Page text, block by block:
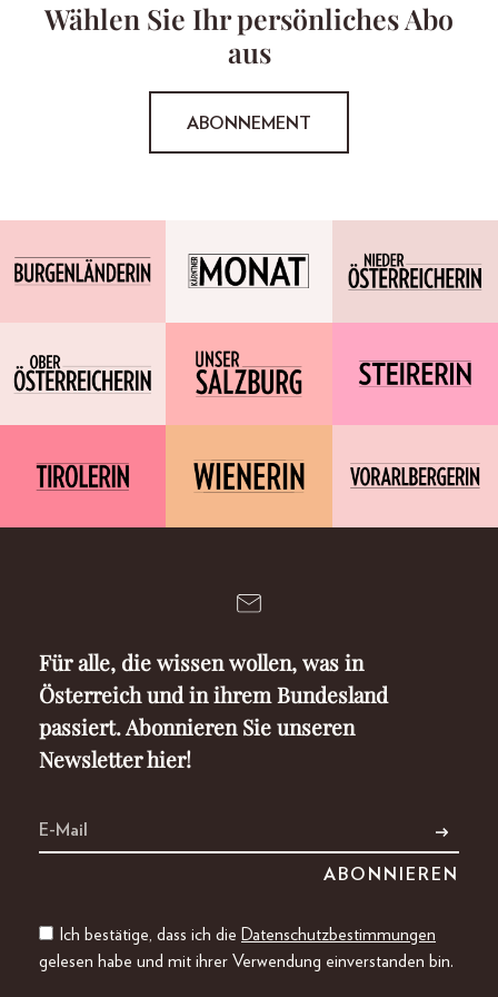
Wählen Sie Ihr persönliches Abo
aus
ABONNEMENT
Für alle, die wissen wollen, was in
Österreich und in ihrem Bundesland
passiert. Abonnieren Sie unseren
Newsletter hier!
Ich bestätige, dass ich die Datenschutzbestimmungen
gelesen habe und mit ihrer Verwendung einverstanden bin.